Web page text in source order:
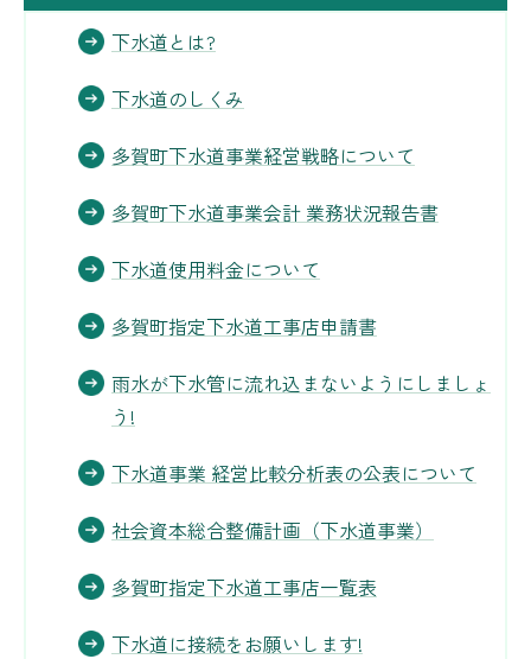
下水道とは?
下水道のしくみ
多賀町下水道事業経営戦略について
多賀町下水道事業会計 業務状況報告書
下水道使用料金について
多賀町指定下水道工事店申請書
雨水が下水管に流れ込まないようにしましょ
う!
下水道事業 経営比較分析表の公表について
社会資本総合整備計画（下水道事業）
多賀町指定下水道工事店一覧表
下水道に接続をお願いします!